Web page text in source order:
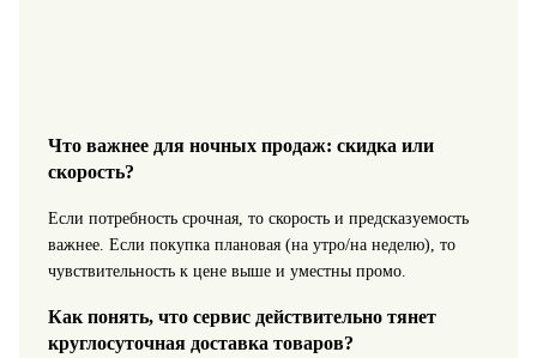
Что важнее для ночных продаж: скидка или
скорость?
Если потребность срочная, то скорость и предсказуемость
важнее. Если покупка плановая (на утро/на неделю), то
чувствительность к цене выше и уместны промо.
Как понять, что сервис действительно тянет
круглосуточная доставка товаров?